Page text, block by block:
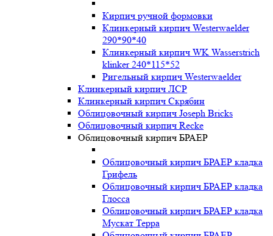
Кирпич ручной формовки
Клинкерный кирпич Westerwaelder
290*90*40
Клинкерный кирпич WK Wasserstrich
klinker 240*115*52
Ригельный кирпич Westerwaelder
Клинкерный кирпич ЛСР
Клинкерный кирпич Скрябин
Облицовочный кирпич Joseph Bricks
Облицовочный кирпич Recke
Облицовочный кирпич БРАЕР
Облицовочный кирпич БРАЕР кладка
Грифель
Облицовочный кирпич БРАЕР кладка
Глосса
Облицовочный кирпич БРАЕР кладка
Мускат Терра